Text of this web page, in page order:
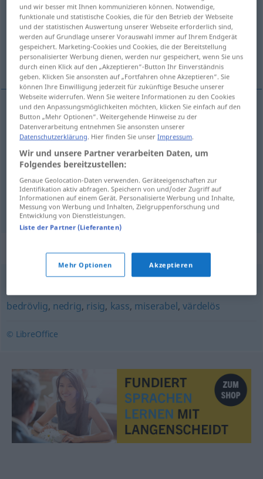
Übersicht aller Übersetzungen
(Für mehr Details die Übersetzung anklicken/antippen)
schlecht, elend, schäbig, mies, niederträchtig
schlecht,elend usel
schäbig usel
mies usel UMG
niederträchtig usel
Synonyme für "usel"
bedrövlig, nedrig, risig, kass, miserabel,värdelös
© LibreOffice
und wir besser mit Ihnen kommunizieren können. Notwendige,
funktionale und statistische Cookies, die für den Betrieb der Webseite
und der statistischen Auswertung unserer Webseite erforderlich sind,
werden auf Grundlage unserer Vorauswahl immer auf Ihrem Endgerät
gespeichert. Marketing-Cookies und Cookies, die der Bereitstellung
personalisierter Werbung dienen, werden nur gespeichert, wenn Sie uns
durch einen Klick auf den „Akzeptieren“-Button Ihr Einverständnis
geben. Klicken Sie ansonsten auf „Fortfahren ohne Akzeptieren“. Sie
können Ihre Einwilligung jederzeit für zukünftige Besuche unserer
Webseite widerrufen. Wenn Sie weitere Informationen zu den Cookies
und den Anpassungsmöglichkeiten möchten, klicken Sie einfach auf den
Button „Mehr Optionen“. Weitergehende Hinweise zu der
Datenverarbeitung entnehmen Sie ansonsten unserer
Datenschutzerklärung. Hier finden Sie unserImpressum.
Wir und unsere Partner verarbeiten Daten, um
Folgendes bereitzustellen:
Genaue Geolocation-Daten verwenden. Geräteeigenschaften zur
Identifikation aktiv abfragen. Speichern von und/oder Zugriff auf
Informationen auf einem Gerät. Personalisierte Werbung und Inhalte,
Messung von Werbung und Inhalten, Zielgruppenforschung und
Entwicklung von Dienstleistungen.
Liste der Partner (Lieferanten)
Mehr Optionen Akzeptieren